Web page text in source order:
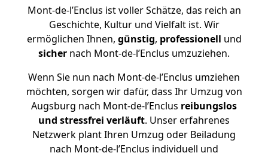
Mont-de-l’Enclus ist voller Schätze, das reich an
Geschichte, Kultur und Vielfalt ist. Wir
ermöglichen Ihnen, günstig, professionell und
sicher nach Mont-de-l’Enclus umzuziehen.
Wenn Sie nun nach Mont-de-l’Enclus umziehen
möchten, sorgen wir dafür, dass Ihr Umzug von
Augsburg nach Mont-de-l’Enclus reibungslos
und stressfrei verläuft. Unser erfahrenes
Netzwerk plant Ihren Umzug oder Beiladung
nach Mont-de-l’Enclus individuell und